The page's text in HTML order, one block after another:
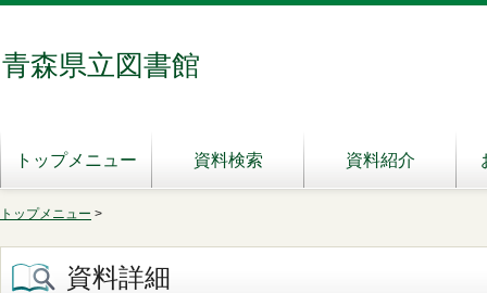
青森県立図書館
トップメニュー 資料検索 資料紹介
トップメニュー >
資料詳細